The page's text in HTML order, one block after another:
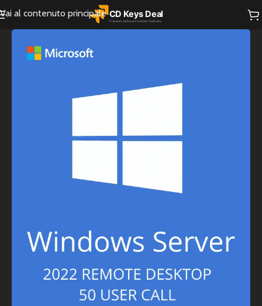
Vai al contenuto principale